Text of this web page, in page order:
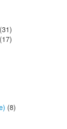
(31)
(17)
(8)